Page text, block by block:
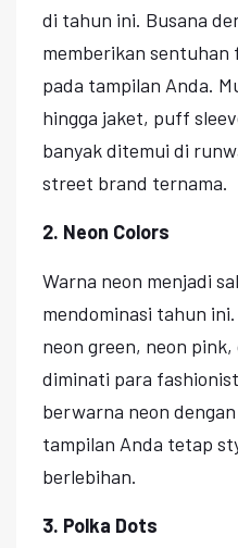
di tahun ini. Busana
memberikan sentuhan
pada tampilan Anda.
hingga jaket, puff
banyak ditemui di
street brand ternama.
2. Neon Colors
Warna neon menjadi
mendominasi tahun
neon green, neon
diminati para
berwarna neon
tampilan Anda tetap
berlebihan.
3. Polka Dots